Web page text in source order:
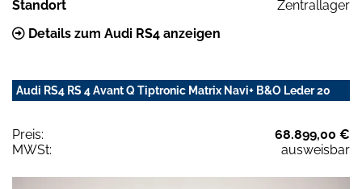
Standort
Zentrallager
Details zum Audi RS4 anzeigen
Audi RS4 RS 4 Avant Q Tiptronic Matrix Navi+ B&O Leder 20
Preis:
68.899,00 €
MWSt:
ausweisbar